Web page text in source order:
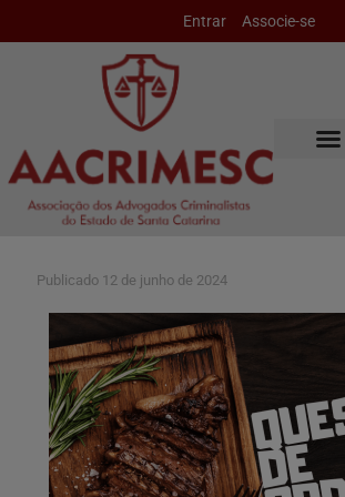
Entrar Associe-se
Publicado 12 de junho de 2024